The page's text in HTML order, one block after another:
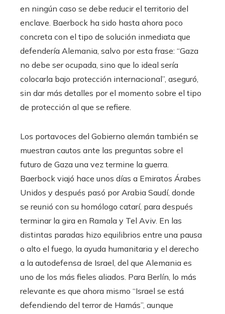
en ningún caso se debe reducir el territorio del
enclave. Baerbock ha sido hasta ahora poco
concreta con el tipo de solución inmediata que
defendería Alemania, salvo por esta frase: “Gaza
no debe ser ocupada, sino que lo ideal sería
colocarla bajo protección internacional”, aseguró,
sin dar más detalles por el momento sobre el tipo
de protección al que se refiere.
Los portavoces del Gobierno alemán también se
muestran cautos ante las preguntas sobre el
futuro de Gaza una vez termine la guerra.
Baerbock viajó hace unos días a Emiratos Árabes
Unidos y después pasó por Arabia Saudí, donde
se reunió con su homólogo catarí, para después
terminar la gira en Ramala y Tel Aviv. En las
distintas paradas hizo equilibrios entre una pausa
o alto el fuego, la ayuda humanitaria y el derecho
a la autodefensa de Israel, del que Alemania es
uno de los más fieles aliados. Para Berlín, lo más
relevante es que ahora mismo “Israel se está
defendiendo del terror de Hamás”, aunque